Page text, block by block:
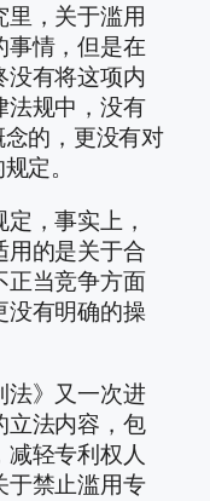
里，关于滥用
事情，但是在
没有将这项内
法规中，没有
的，更没有对
定。
，事实上，
用的是关于合
正当竞争方面
没有明确的操
法》又一次进
立法内容，包
轻专利权人
于禁止滥用专